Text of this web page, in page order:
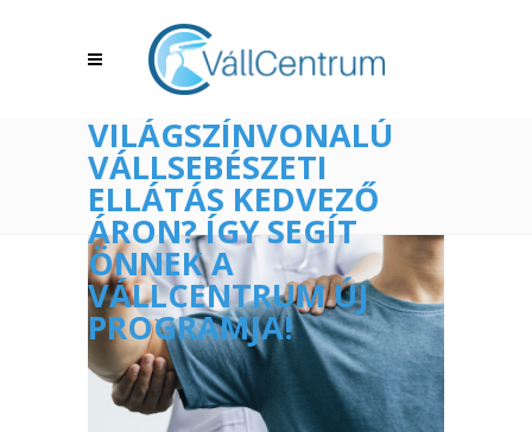
VILÁGSZÍNVONALÚ
VÁLLSEBÉSZETI
ELLÁTÁS KEDVEZŐ
ÁRON? ÍGY SEGÍT
ÖNNEK A
VÁLLCENTRUM ÚJ
PROGRAMJA!